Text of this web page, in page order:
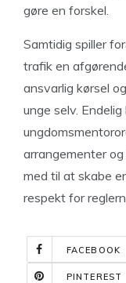
gøre en forskel.
Samtidig spiller
trafik en
ansvarlig kørsel
unge selv.
arrangementer
med til at skabe
respekt for
FACEBOOK
PINTEREST